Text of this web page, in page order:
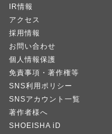
IR情報
アクセス
採用情報
お問い合わせ
個人情報保護
免責事項・著作権等
SNS利用ポリシー
SNSアカウント一覧
著作者様へ
SHOEISHA iD